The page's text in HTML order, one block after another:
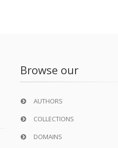
Browse our
AUTHORS
COLLECTIONS
DOMAINS